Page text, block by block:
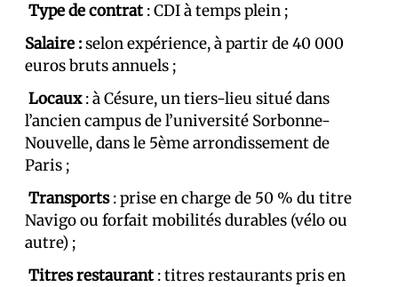
Type de contrat : CDI à temps plein ;
Salaire :selon expérience, à partir de 40 000
euros bruts annuels ;
Locaux: à Césure, un tiers-lieu situé dans
l’ancien campus de l’université Sorbonne-
Nouvelle, dans le 5ème arrondissement de
Paris ;
Transports: prise en charge de 50 % du titre
Navigo ou forfait mobilités durables (vélo ou
autre) ;
Titres restaurant : titres restaurants pris en